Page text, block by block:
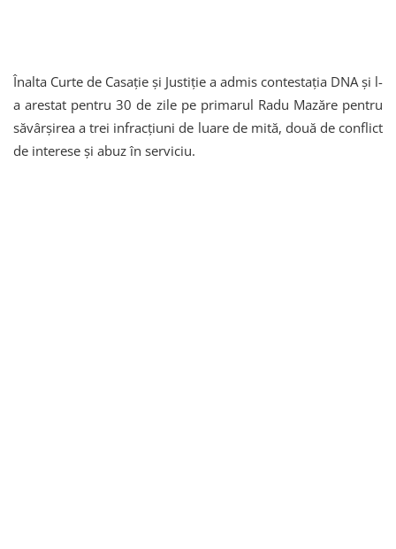
Înalta Curte de Casație și Justiție a admis contestația DNA și l-
a arestat pentru 30 de zile pe primarul Radu Mazăre pentru
săvârșirea a trei infracțiuni de luare de mită, două de conflict
de interese și abuz în serviciu.